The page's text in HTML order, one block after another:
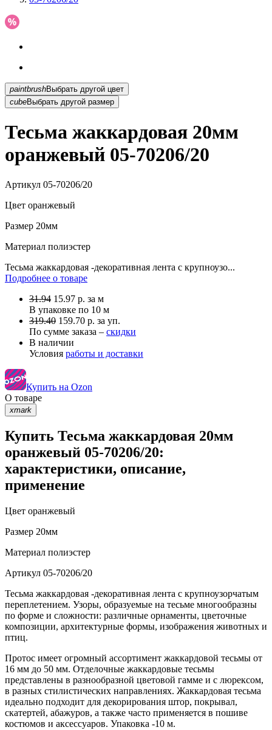
paintbrush
Выбрать другой цвет
cubeВыбрать другой размер
Тесьма жаккардовая 20мм
оранжевый 05-70206/20
Артикул 05-70206/20
Цвет оранжевый
Размер 20мм
Материал полиэстер
Тесьма жаккардовая -декоративная лента с крупноузо...
Подробнее о товаре
31.94 15.97 р. за м
В упаковке по 10 м
319.40 159.70 р. за уп.
По сумме заказа – скидки
В наличии
Условия работы и доставки
Купить на Ozon
О товаре
xmark
Купить Тесьма жаккардовая 20мм
оранжевый 05-70206/20:
характеристики, описание,
применение
Цвет оранжевый
Размер 20мм
Материал полиэстер
Артикул 05-70206/20
Тесьма жаккардовая -декоративная лента с крупноузорчатым
переплетением. Узоры, образуемые на тесьме многообразны
по форме и сложности: различные орнаменты, цветочные
композиции, архитектурные формы, изображения животных и
птиц.
Протос имеет огромный ассортимент жаккардовой тесьмы от
16 мм до 50 мм. Отделочные жаккардовые тесьмы
представлены в разнообразной цветовой гамме и с люрексом,
в разных стилистических направлениях. Жаккардовая тесьма
идеально подходит для декорирования штор, покрывал,
скатертей, абажуров, а также часто применяется в пошиве
костюмов и аксессуаров. Упаковка -10 м.